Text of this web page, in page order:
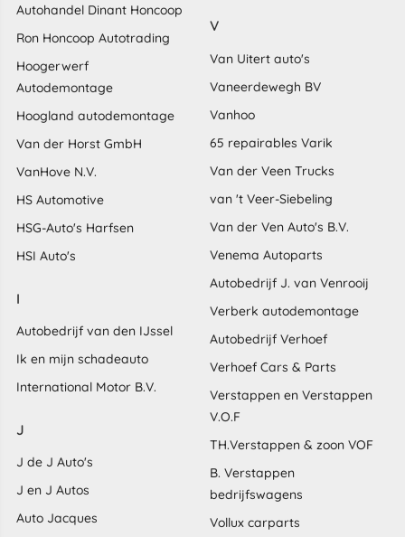
Autohandel Dinant Honcoop
Ron Honcoop Autotrading
Hoogerwerf
Autodemontage
Hoogland autodemontage
Van der Horst GmbH
VanHove N.V.
HS Automotive
HSG-Auto's Harfsen
HSI Auto's
I
Autobedrijf van den IJssel
Ik en mijn schadeauto
International Motor B.V.
J
J de J Auto's
J en J Autos
Auto Jacques
V
Van Uitert auto's
Vaneerdewegh BV
Vanhoo
65 repairables Varik
Van der Veen Trucks
van 't Veer-Siebeling
Van der Ven Auto's B.V.
Venema Autoparts
Autobedrijf J. van Venrooij
Verberk autodemontage
Autobedrijf Verhoef
Verhoef Cars & Parts
Verstappen en Verstappen
V.O.F
TH.Verstappen & zoon VOF
B. Verstappen
bedrijfswagens
Vollux carparts